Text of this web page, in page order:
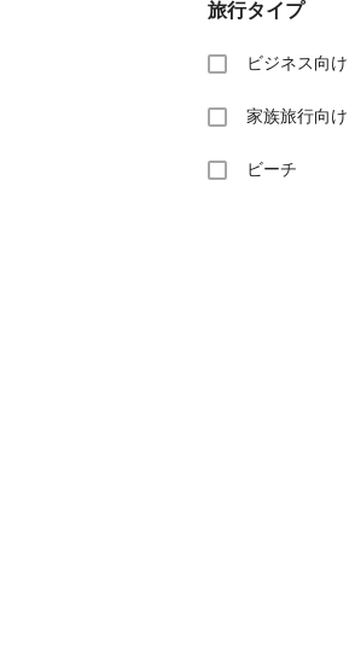
旅行タイプ
ビジネス向け
家族旅行向け
ビーチ